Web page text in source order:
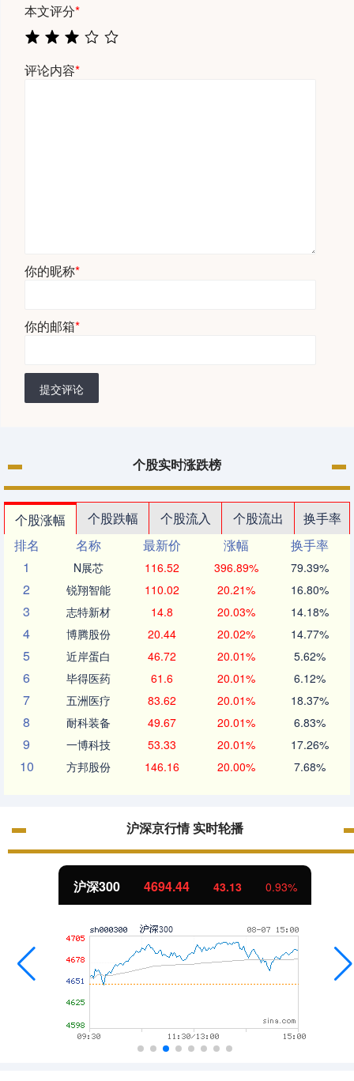
本文评分*
评论内容*
你的昵称*
你的邮箱*
提交评论
个股实时涨跌榜
个股涨幅 个股跌幅 个股流入 个股流出
换手率
排名
名称 最新价 涨幅
换手率
1
N展芯 116.52 396.89% 79.39%
2 锐翔智能 110.02 20.21% 16.80%
3 志特新材 14.8 20.03% 14.18%
4 博腾股份 20.44 20.02% 14.77%
5 近岸蛋白 46.72 20.01% 5.62%
6 毕得医药 61.6 20.01% 6.12%
7 五洲医疗 83.62 20.01% 18.37%
8 耐科装备 49.67 20.01% 6.83%
9 一博科技 53.33 20.01% 17.26%
10 方邦股份 146.16 20.00% 7.68%
沪深京行情 实时轮播
北证50 1134.24 11.37 1.01%